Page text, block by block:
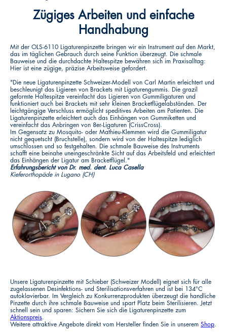
Zügiges Arbeiten und einfache
Handhabung
Mit der OLS-6110 Ligaturenpinzette bringen wir ein Instrument auf den Markt,
das im täglichen Gebrauch durch seine Funktion überzeugt. Die schmale
Bauweise und die durchdachte Haltespitze bewähren sich im Praxisalltag:
Hier ist eine zügige, präzise Arbeitsweise gefordert.
"Die neue Ligaturenpinzette Schweizer-Modell von Carl Martin erleichtert und
beschleunigt das Ligieren von Brackets mit Ligaturengummis. Die grazil
geformte Haltespitze vereinfacht das Ligieren von Gummiligaturen und
funktioniert auch bei Brackets mit sehr kleinen Bracketflügelabständen. Der
leichtgängige Verschluss ermöglicht speditives Arbeiten am Patienten. Die
Ligaturenpinzette erleichtert auch das Einhängen von Gummiketten und
vereinfacht das Anbringen von 8er-Ligaturen (CrissCross).
Im Gegensatz zu Mosquito- oder Mathieu-Klemmen wird die Gummiligatur
nicht gequetscht (Bruchstelle), sondern wird von der Haltespitze lediglich
umschlossen und so festgehalten. Die schmale Bauweise des Instruments
schafft eine beinahe uneingeschränkte Sicht auf das Arbeitsfeld und erleichtert
das Einhängen der Ligatur am Bracketflügel."
Erfahrungsbericht von Dr. med. dent. Luca Casella
Kieferorthopäde in Lugano (CH)
Unsere Ligaturenpinzette mit Schieber (Schweizer Modell) eignet sich für alle
zugelassenen Desinfektions- und Sterilisationsverfahren und ist bei 134°C
autoklavierbar. Im Vergleich zu Konkurrenzprodukten überzeugt die handliche
Pinzette durch ihre schmale Bauweise und spart Platz beim Sterilisieren. Jetzt
schnell sein und sparen: Sichern Sie sich die Ligaturenpinzette zum
Aktionspreis.
Weitere attraktive Angebote direkt vom Hersteller finden Sie in unserem Shop.